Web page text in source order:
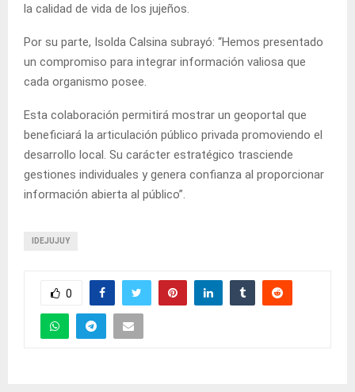
la calidad de vida de los jujeños.
Por su parte, Isolda Calsina subrayó: “Hemos presentado
un compromiso para integrar información valiosa que
cada organismo posee.
Esta colaboración permitirá mostrar un geoportal que
beneficiará la articulación público privada promoviendo el
desarrollo local. Su carácter estratégico trasciende
gestiones individuales y genera confianza al proporcionar
información abierta al público”.
IDEJUJUY
0